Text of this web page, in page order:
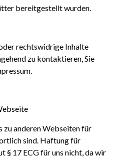
bereitgestellt wurden.
rechtswidrige Inhalte
zu kontaktieren, Sie
zu anderen Webseiten für
sind. Haftung für
17 ECG für uns nicht, da wir